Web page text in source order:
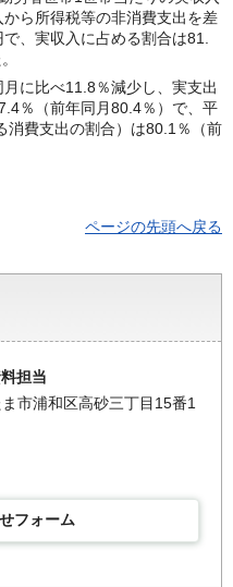
ら所得税等の非消費支出を差
、実収入に占める割合は81.
に比べ11.8％減少し、実支出
％（前年同月80.4％）で、平
消費支出の割合）は80.1％（前
ページの先頭へ戻る
担当
市浦和区高砂三丁目15番1
フォーム